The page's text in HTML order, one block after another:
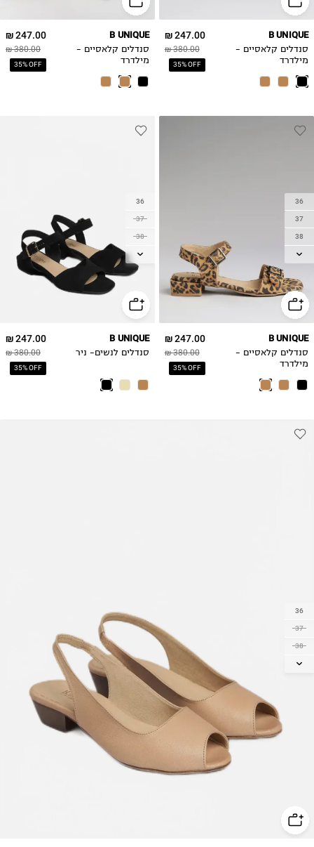
42
247.00 ₪
380.00 ₪
35% OFF
B UNIQUE
סנדלים קלאסיים -
מילדרד
42
247.00 ₪
380.00 ₪
35% OFF
B UNIQUE
סנדלים קלאסיים -
מילדרד
36
37
38
39
41
42
247.00 ₪
380.00 ₪
35% OFF
B UNIQUE
סנדלים קלאסיים -
מילדרד
36
37
38
39
40
42
247.00 ₪
380.00 ₪
35% OFF
B UNIQUE
סנדלים לנשים- ניר
36
37
38
39